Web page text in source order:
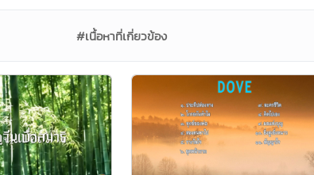
#เนื้อหาที่เกี่ยวข้อง